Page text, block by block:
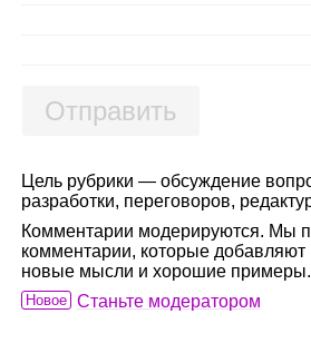
Отправить
Цель рубрики — обсуждение
разработки, переговоров,
Комментарии модерируются. Мы
комментарии, которые добавляют
новые мысли и хорошие примеры.
Новое Станьте модератором